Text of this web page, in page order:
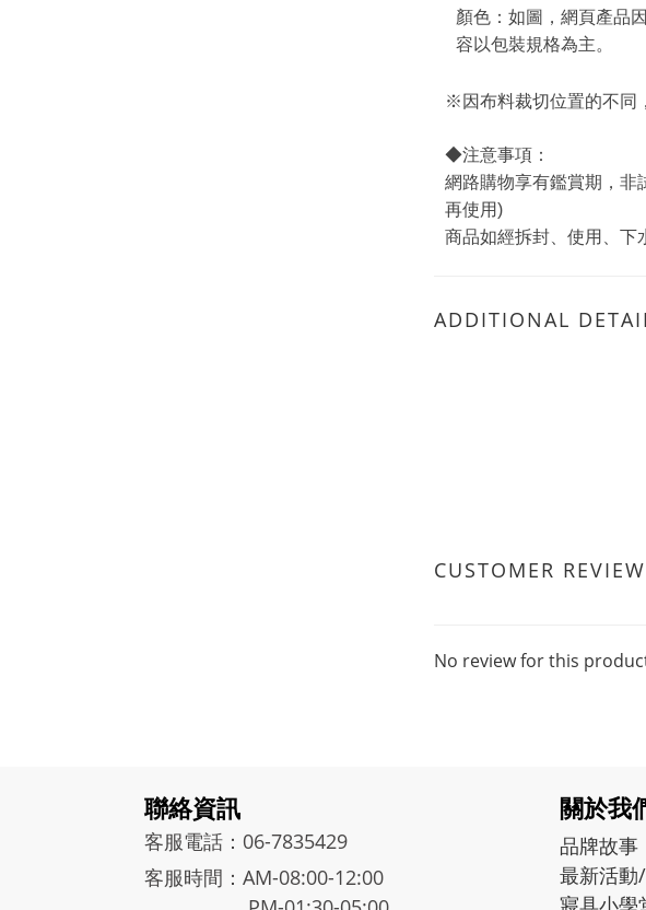
顏色：如圖，網頁產品
容以包裝規格為主。
※因布料裁切位置的不同
◆注意事項：
網路購物享有鑑賞期，非
再使用)
商品如經拆封、使用、下
ADDITIONAL
CUSTOMER
No review for this
聯絡資訊
客服電話：06-7835429
客服時間：AM-08:00-12:00
關於我
品牌故事
最新活動
寢具小學